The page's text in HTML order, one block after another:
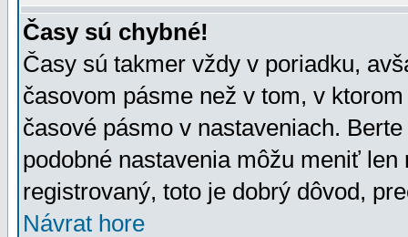
Časy sú chybné!
Časy sú takmer vždy v poriadku,
časovom pásme než v tom, v
časové pásmo v nastaveniach.
podobné nastavenia môžu meniť
registrovaný, toto je dobrý dôvod,
Návrat hore